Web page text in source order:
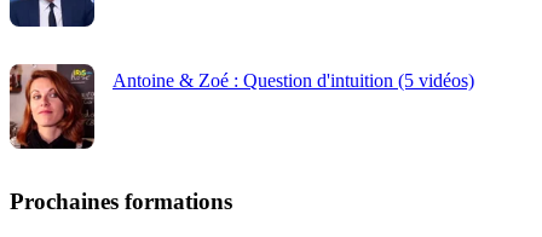
Antoine & Zoé : Question d'intuition (5 vidéos)
Prochaines formations